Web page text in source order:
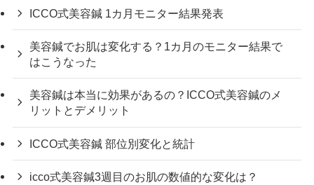
ICCO式美容鍼 1カ月モニター結果発表
美容鍼でお肌は変化する？1カ月のモニター結果で
はこうなった
美容鍼は本当に効果があるの？ICCO式美容鍼のメ
リットとデメリット
ICCO式美容鍼 部位別変化と統計
icco式美容鍼3週目のお肌の数値的な変化は？